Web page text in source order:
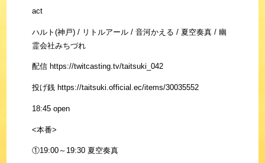
act
ハルト(神戸) / リトルアール / 音河かえる / 夏空奏真 / 幽
霊会社みちづれ
配信 https://twitcasting.tv/taitsuki_042
投げ銭 https://taitsuki.official.ec/items/30035552
18:45 open
<本番>
①19:00～19:30 夏空奏真